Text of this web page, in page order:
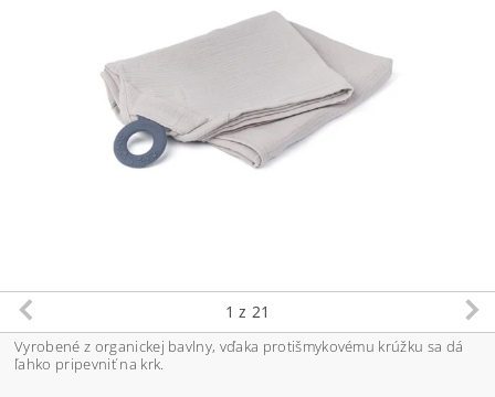
1 z 21
Vyrobené z organickej bavlny, vďaka protišmykovému krúžku sa dá
ľahko pripevniť na krk.